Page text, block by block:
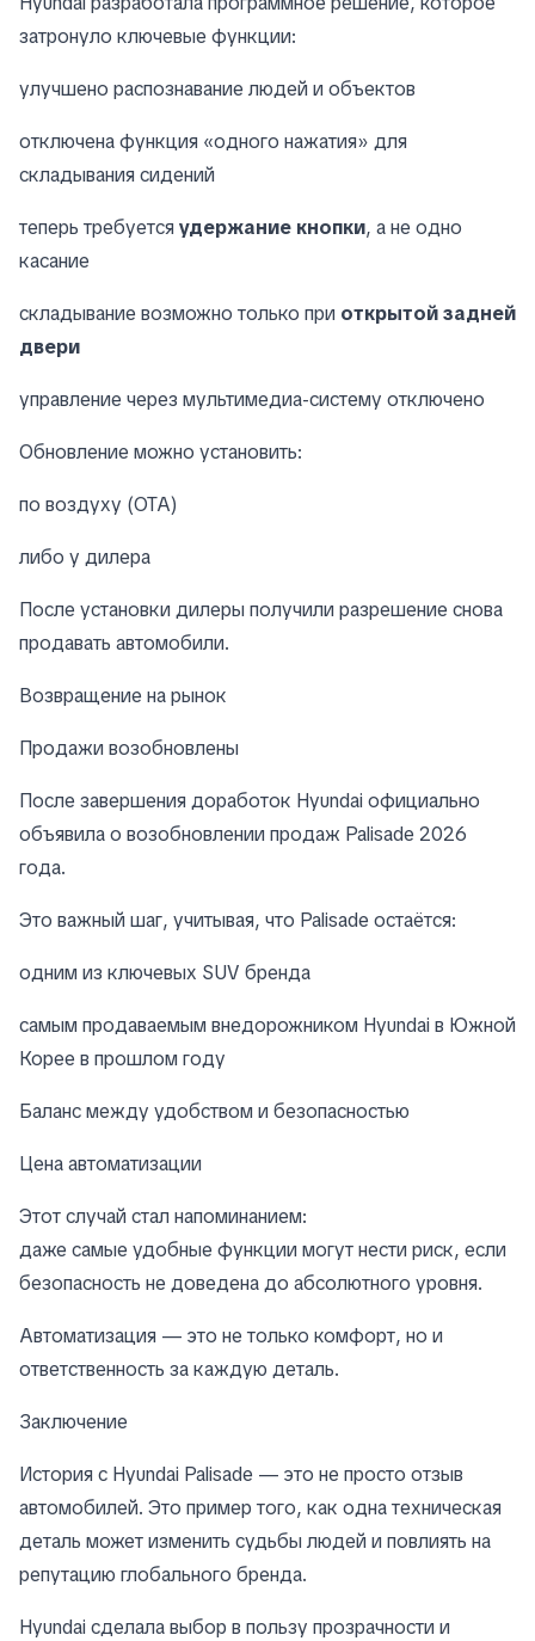
затронуло ключевые функции:
улучшено распознавание людей и объектов
отключена функция «одного нажатия» для
складывания сидений
теперь требуется удержание кнопки, а не одно
касание
складывание возможно только при открытой задней
двери
управление через мультимедиа-систему отключено
Обновление можно установить:
по воздуху (OTA)
либо у дилера
После установки дилеры получили разрешение снова
продавать автомобили.
Возвращение на рынок
Продажи возобновлены
После завершения доработок Hyundai официально
объявила о возобновлении продаж Palisade 2026
года.
Это важный шаг, учитывая, что Palisade остаётся:
одним из ключевых SUV бренда
самым продаваемым внедорожником Hyundai в Южной
Корее в прошлом году
Баланс между удобством и безопасностью
Цена автоматизации
Этот случай стал напоминанием:
даже самые удобные функции могут нести риск, если
безопасность не доведена до абсолютного уровня.
Автоматизация — это не только комфорт, но и
ответственность за каждую деталь.
Заключение
История с Hyundai Palisade — это не просто отзыв
автомобилей. Это пример того, как одна техническая
деталь может изменить судьбы людей и повлиять на
репутацию глобального бренда.
Hyundai сделала выбор в пользу прозрачности и